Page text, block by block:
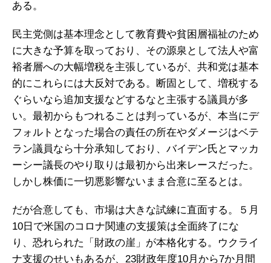
ある。
民主党側は基本理念として教育費や貧困層福祉のため
に大きな予算を取っており、その源泉として法人や富
裕者層への大幅増税を主張しているが、共和党は基本
的にこれらには大反対である。断固として、増税する
ぐらいなら追加支援などするなと主張する議員が多
い。最初からもつれることは判っているが、本当にデ
フォルトとなった場合の責任の所在やダメージはベテ
ラン議員なら十分承知しており、バイデン氏とマッカ
ーシー議長のやり取りは最初から出来レースだった。
しかし株価に一切悪影響ないまま合意に至るとは。
だが合意しても、市場は大きな試練に直面する。５月
10日で米国のコロナ関連の支援策は全面終了にな
り、恐れられた「財政の崖」が本格化する。ウクライ
ナ支援のせいもあるが、23財政年度10月から7か月間